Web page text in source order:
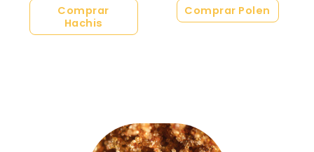
Comprar
Hachis
Comprar Polen